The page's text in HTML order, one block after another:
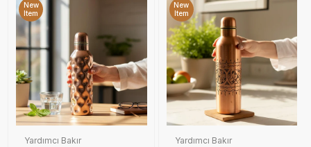
Yardımcı Bakır
New
Item
Yardımcı Bakır
New
Item